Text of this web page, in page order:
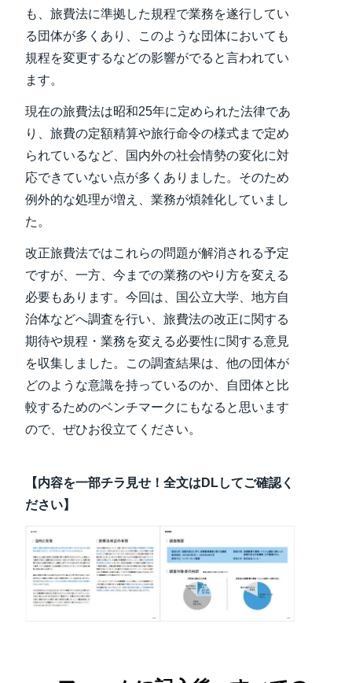
も、旅費法に準拠した規程で業務を遂行してい
る団体が多くあり、このような団体においても
規程を変更するなどの影響がでると言われてい
ます。
現在の旅費法は昭和25年に定められた法律であ
り、旅費の定額精算や旅行命令の様式まで定め
られているなど、国内外の社会情勢の変化に対
応できていない点が多くありました。そのため
例外的な処理が増え、業務が煩雑化していまし
た。
改正旅費法ではこれらの問題が解消される予定
ですが、一方、今までの業務のやり方を変える
必要もあります。今回は、国公立大学、地方自
治体などへ調査を行い、旅費法の改正に関する
期待や規程・業務を変える必要性に関する意見
を収集しました。この調査結果は、他の団体が
どのような意識を持っているのか、自団体と比
較するためのベンチマークにもなると思います
ので、ぜひお役立てください。
【内容を一部チラ見せ！全文はDLしてご確認く
ださい】